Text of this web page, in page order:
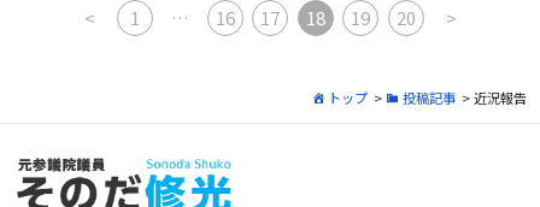
投稿ナビゲーション
< 1 … 16 17 18 19 20 >
トップ > 投稿記事 > 近況報告